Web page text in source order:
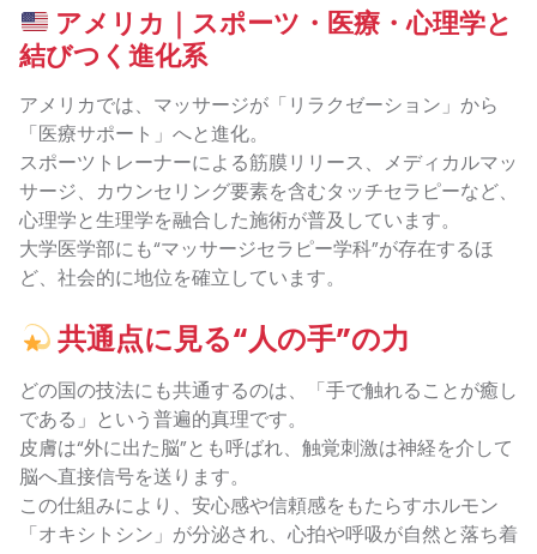
アメリカ｜スポーツ・医療・心理学と
結びつく進化系
アメリカでは、マッサージが「リラクゼーション」から
「医療サポート」へと進化。
スポーツトレーナーによる筋膜リリース、メディカルマッ
サージ、カウンセリング要素を含むタッチセラピーなど、
心理学と生理学を融合した施術が普及しています。
大学医学部にも“マッサージセラピー学科”が存在するほ
ど、社会的に地位を確立しています。
共通点に見る“人の手”の力
どの国の技法にも共通するのは、「手で触れることが癒し
である」という普遍的真理です。
皮膚は“外に出た脳”とも呼ばれ、触覚刺激は神経を介して
脳へ直接信号を送ります。
この仕組みにより、安心感や信頼感をもたらすホルモン
「オキシトシン」が分泌され、心拍や呼吸が自然と落ち着